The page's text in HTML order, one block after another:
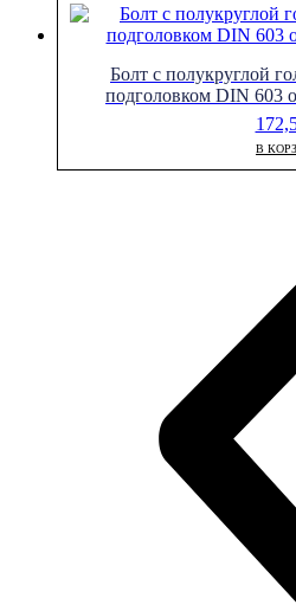
Болт с полукруглой
подголовком DIN 603
В